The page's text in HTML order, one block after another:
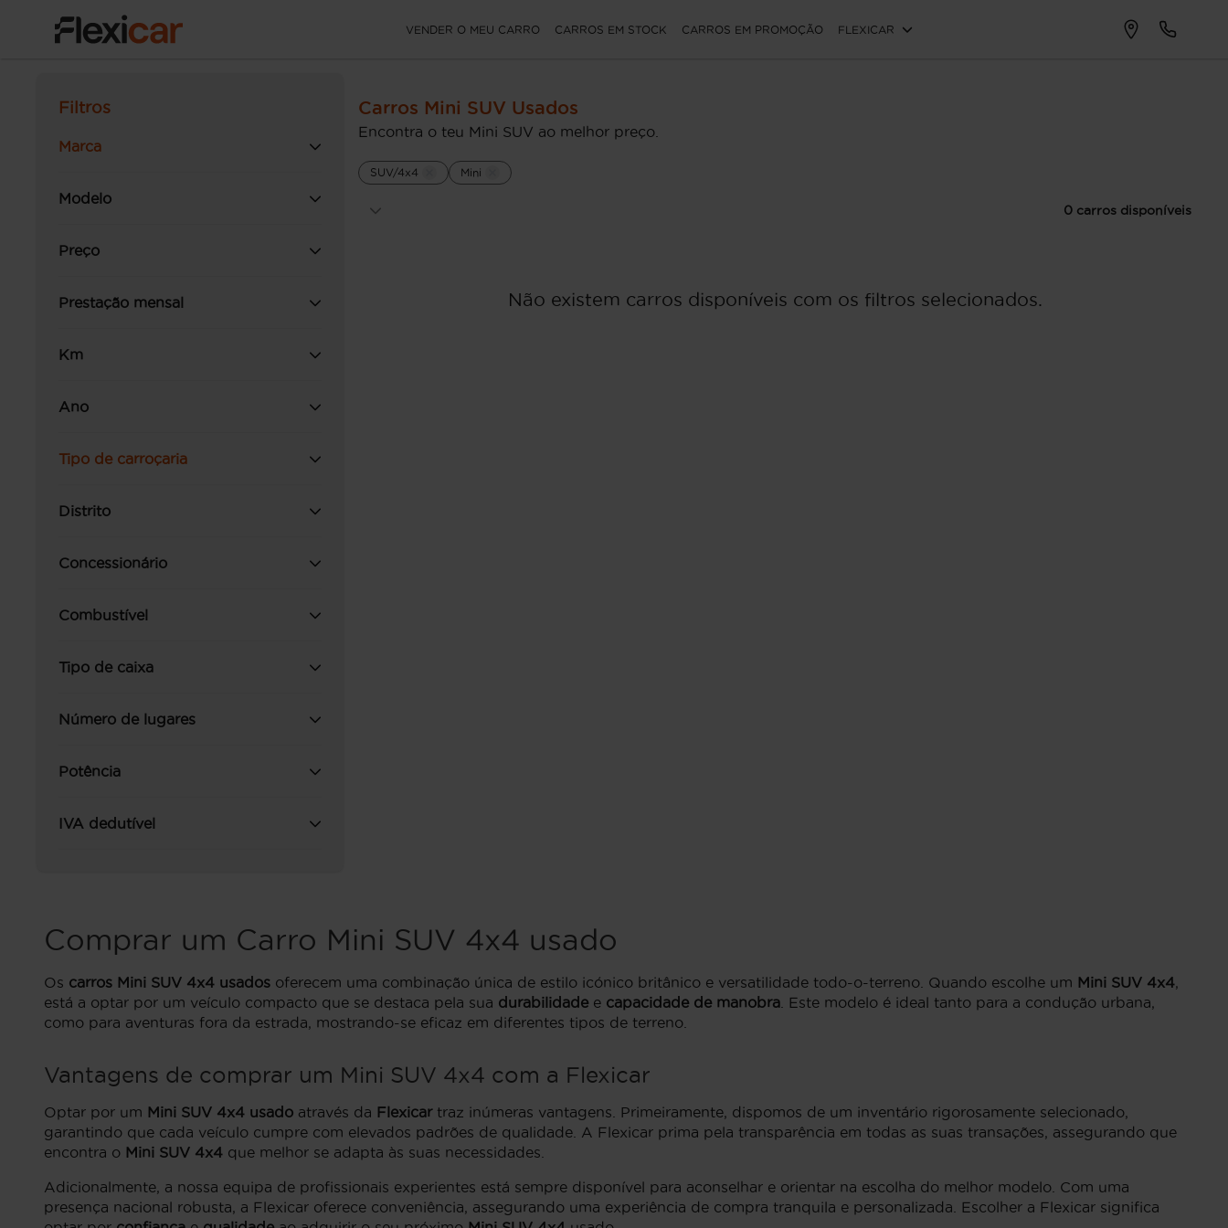
VENDER O MEU CARRO CARROS EM STOCK CARROS EM PROMOÇÃO FLEXICAR
Filtros
Marca
Modelo
Preço
Prestação mensal
Km
Ano
Tipo de carroçaria
Distrito
Concessionário
Combustível
Tipo de caixa
Número de lugares
Potência
IVA dedutível
Carros Mini SUV Usados
Encontra o teu Mini SUV ao melhor preço.
SUV/4x4 Mini
0 carros disponíveis
Não existem carros disponíveis com os filtros selecionados.
Comprar um Carro Mini SUV 4x4 usado
Os carros Mini SUV 4x4 usados oferecem uma combinação única de estilo icónico britânico e versatilidade todo-o-terreno. Quando escolhe um Mini SUV 4x4,
está a optar por um veículo compacto que se destaca pela sua durabilidade e capacidade de manobra . Este modelo é ideal tanto para a condução urbana,
como para aventuras fora da estrada, mostrando-se eficaz em diferentes tipos de terreno.
Vantagens de comprar um Mini SUV 4x4 com a Flexicar
Optar por um Mini SUV 4x4 usado através da Flexicartraz inúmeras vantagens. Primeiramente, dispomos de um inventário rigorosamente selecionado,
garantindo que cada veículo cumpre com elevados padrões de qualidade. A Flexicar prima pela transparência em todas as suas transações, assegurando que
encontra o Mini SUV 4x4 que melhor se adapta às suas necessidades.
Adicionalmente, a nossa equipa de profissionais experientes está sempre disponível para aconselhar e orientar na escolha do melhor modelo. Com uma
presença nacional robusta, a Flexicar oferece conveniência, assegurando uma experiência de compra tranquila e personalizada. Escolher a Flexicar significa